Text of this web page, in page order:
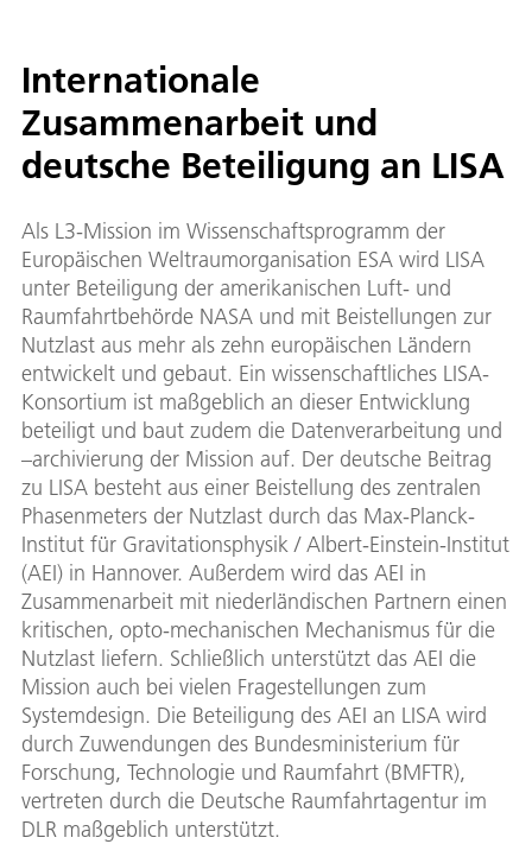
Internationale
Zusammenarbeit und
deutsche Beteiligung an LISA
Als L3-Mission im Wissenschaftsprogramm der
Europäischen Weltraumorganisation ESA wird LISA
unter Beteiligung der amerikanischen Luft- und
Raumfahrtbehörde NASA und mit Beistellungen zur
Nutzlast aus mehr als zehn europäischen Ländern
entwickelt und gebaut. Ein wissenschaftliches LISA-
Konsortium ist maßgeblich an dieser Entwicklung
beteiligt und baut zudem die Datenverarbeitung und
–archivierung der Mission auf. Der deutsche Beitrag
zu LISA besteht aus einer Beistellung des zentralen
Phasenmeters der Nutzlast durch das Max-Planck-
Institut für Gravitationsphysik / Albert-Einstein-Institut
(AEI) in Hannover. Außerdem wird das AEI in
Zusammenarbeit mit niederländischen Partnern einen
kritischen, opto-mechanischen Mechanismus für die
Nutzlast liefern. Schließlich unterstützt das AEI die
Mission auch bei vielen Fragestellungen zum
Systemdesign. Die Beteiligung des AEI an LISA wird
durch Zuwendungen des Bundesministerium für
Forschung, Technologie und Raumfahrt (BMFTR),
vertreten durch die Deutsche Raumfahrtagentur im
DLR maßgeblich unterstützt.